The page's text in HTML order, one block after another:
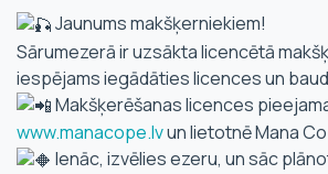
Jaunums makšķerniekiem!
Sārumezerā ir uzsākta licencētā
iespējams iegādāties licences un
Makšķerēšanas licences
www.manacope.lvun lietotnē Mana
Ienāc, izvēlies ezeru, un sāc